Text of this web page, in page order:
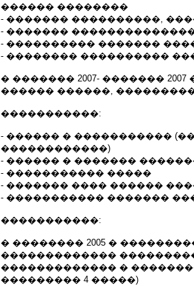
������ ��������
- ������� ����������,
- �������
- ���������� �������
- �������� ����������
� ������� 2007- �������
������ ������,
�����������:
- ������ � �����������
������������)
- ������ � �������
- ����������� �����
- ������� ���� ������
- ����������� �������
�����������:
� �������� 2005 �
�������������
������������� �
��������� 4 �����)